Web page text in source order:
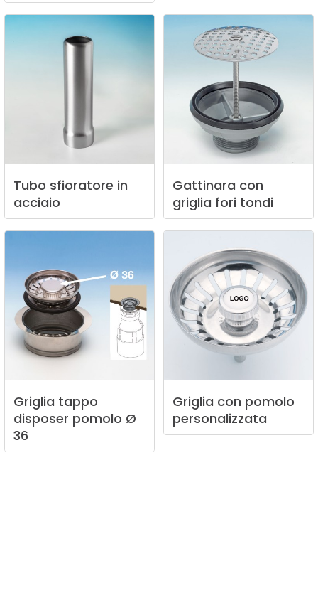
Tubo sfioratore in
acciaio
Gattinara con
griglia fori tondi
Griglia tappo
disposer pomolo Ø
36
Griglia con pomolo
personalizzata